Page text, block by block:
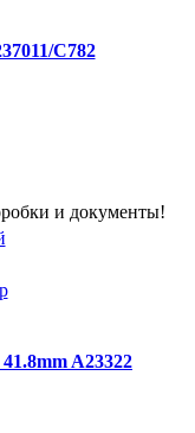
C782
и документы!
A23322